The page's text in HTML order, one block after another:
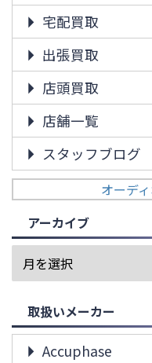
宅配買取
出張買取
店頭買取
店舗一覧
スタッフブログ
オーデ
アーカイブ
取扱いメーカー
Accuphase